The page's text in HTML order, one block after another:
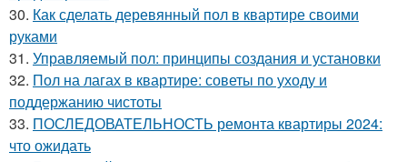
30. Как сделать деревянный пол в квартире своими
руками
31. Управляемый пол: принципы создания и установки
32. Пол на лагах в квартире: советы по уходу и
поддержанию чистоты
33. ПОСЛЕДОВАТЕЛЬНОСТЬ ремонта квартиры 2024:
что ожидать